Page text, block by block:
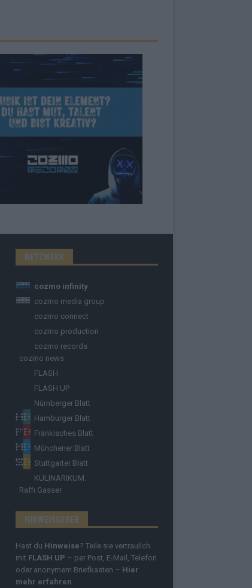
NETZWERK
cozmo infinity
cozmo media group
cozmo connect
cozmo production
cozmo records
cozmo news
FLASH
FLASH UP
Nürnberger Blatt
Hamburger Blatt
Fränkisches Blatt
Münchener Blatt
Stuttgarter Blatt
KULINARIKUM.
Raffi Gasser
HINWEISGEBER
Hast du Hinweise? Teile sie vertraulich
mit FLASH UP – per Post, E-Mail, Telefon
oder anonymem Briefkasten – Hier
mehr erfahren.